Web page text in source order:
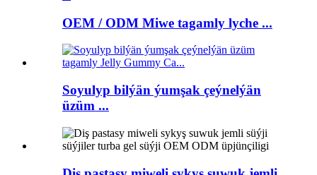
OEM / ODM Miwe tagamly lyche ...
Soyulyp bilýän ýumşak çeýnelýän
üzüm ...